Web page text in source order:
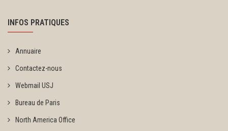
INFOS PRATIQUES
Annuaire
Contactez-nous
Webmail USJ
Bureau de Paris
North America Office